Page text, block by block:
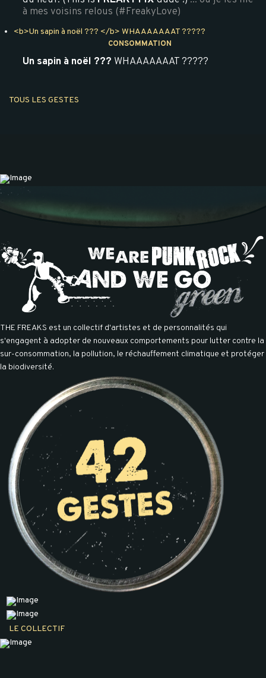
à mes voisins relous (#FreakyLove)
<b>Un sapin à noël ??? </b> WHAAAAAAAT ?????
CONSOMMATION
Un sapin à noël ??? WHAAAAAAAT ?????
TOUS LES GESTES
THE FREAKS est un collectif d'artistes et de personnalités qui
s'engagent à adopter de nouveaux comportements pour lutter contre la
sur-consommation, la pollution, le réchauffement climatique et protéger
la biodiversité.
LE COLLECTIF